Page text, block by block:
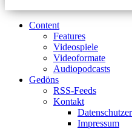
Content
Features
Videospiele
Videoformate
Audiopodcasts
Gedöns
RSS-Feeds
Kontakt
Impressum